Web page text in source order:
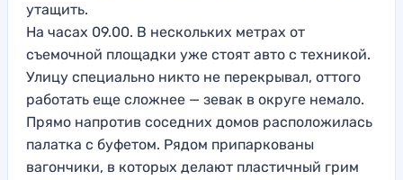
утащить.
На часах 09.00. В нескольких метрах от
съемочной площадки уже стоят авто с техникой.
Улицу специально никто не перекрывал, оттого
работать еще сложнее — зевак в округе немало.
Прямо напротив соседних домов расположилась
палатка с буфетом. Рядом припаркованы
вагончики, в которых делают пластичный грим